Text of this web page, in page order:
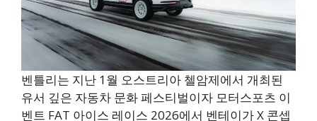
벤틀리는 지난 1월 오스트리아 첼암제에서 개최된
유서 깊은 자동차 문화 페스티벌이자 모터스포츠 이
벤트 FAT 아이스 레이스 2026에서 벤테이가 X 콘셉